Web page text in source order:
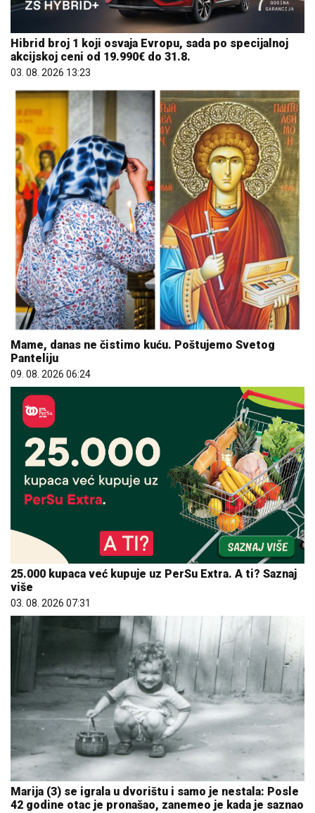
Hibrid broj 1 koji osvaja Evropu, sada po specijalnoj
akcijskoj ceni od 19.990€ do 31.8.
03. 08. 2026 13:23
Mame, danas ne čistimo kuću. Poštujemo Svetog
Panteliju
09. 08. 2026 06:24
25.000 kupaca već kupuje uz PerSu Extra. A ti? Saznaj
više
03. 08. 2026 07:31
Marija (3) se igrala u dvorištu i samo je nestala: Posle
42 godine otac je pronašao, zanemeo je kada je saznao